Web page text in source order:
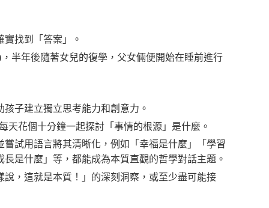
找到「答案」。
半年後隨著女兒的復學，父女倆便開始在睡前進行
子建立獨立思考能力和創意力。
花個十分鐘一起探討「事情的根源」是什麼。
試用語言將其清晰化，例如「幸福是什麼」「學習
是什麼」等，都能成為本質直觀的哲學對話主題。
，這就是本質！」的深刻洞察，或至少盡可能接